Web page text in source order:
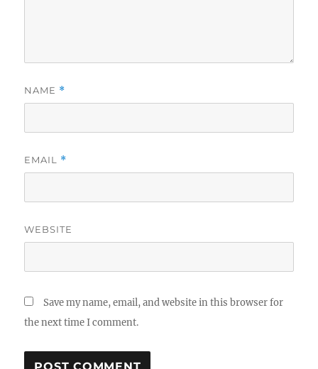
NAME *
EMAIL *
WEBSITE
Save my name, email, and website in this browser for
the next time I comment.